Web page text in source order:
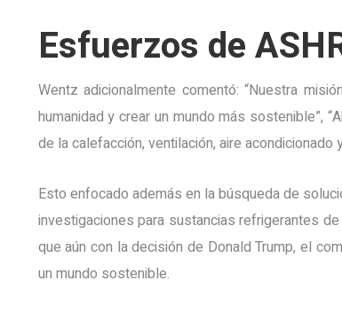
Esfuerzos de
Wentz adicionalmente comentó: “Nuestra
humanidad y crear un mundo más sostenible”,
de la calefacción, ventilación, aire
Esto enfocado además en la búsqueda de
investigaciones para sustancias refrigerantes
que aún con la decisión de Donald Trump, el
un mundo sostenible.